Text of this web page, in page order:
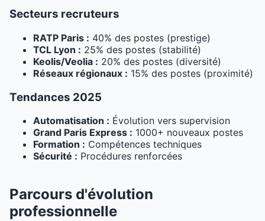
Secteurs recruteurs
RATP Paris : 40% des postes (prestige)
TCL Lyon : 25% des postes (stabilité)
Keolis/Veolia : 20% des postes (diversité)
Réseaux régionaux : 15% des postes (proximité)
Tendances 2025
Automatisation : Évolution vers supervision
Grand Paris Express : 1000+ nouveaux postes
Formation : Compétences techniques
Sécurité : Procédures renforcées
Parcours d'évolution
professionnelle